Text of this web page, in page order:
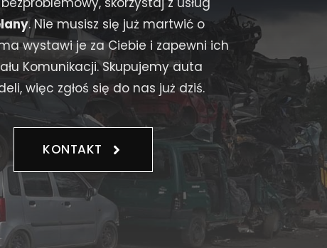
. Nie musisz się już martwić o
wystawi je za Ciebie i zapewni ich
Komunikacji. Skupujemy auta
więc zgłoś się do nas już dziś.
KONTAKT